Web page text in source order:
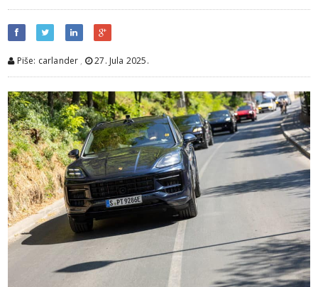
Piše: carlander , 27. Jula 2025.